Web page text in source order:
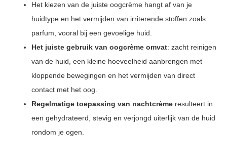
Het kiezen van de juiste oogcrème hangt af van je
huidtype en het vermijden van irriterende stoffen zoals
parfum, vooral bij een gevoelige huid.
Het juiste gebruik van oogcrème omvat: zacht reinigen
van de huid, een kleine hoeveelheid aanbrengen met
kloppende bewegingen en het vermijden van direct
contact met het oog.
Regelmatige toepassing van nachtcrème resulteert in
een gehydrateerd, stevig en verjongd uiterlijk van de huid
rondom je ogen.